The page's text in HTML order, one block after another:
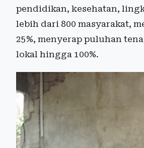
pendidikan, kesehatan,
lebih dari 800 masyarakat,
25%, menyerap puluhan
lokal hingga 100%.